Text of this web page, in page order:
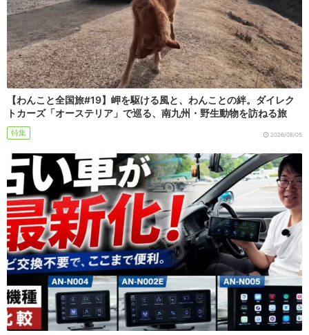
【わんこと全国旅#19】岬を駆ける風と、わんことの絆。ダイレク
トカーズ「オーステリア」で巡る、南九州・野生動物を訪ねる旅
特集 2026/08/05